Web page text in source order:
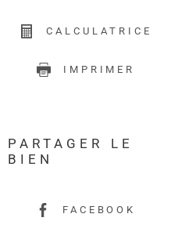
CALCULATRICE
IMPRIMER
PARTAGER LE
BIEN
FACEBOOK